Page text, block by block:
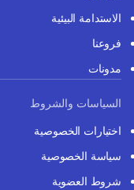
الاستدامة البيئية
فروعنا
مدونات
السياسات والشروط
اختيارات الخصوصية
سياسة الخصوصية
شروط العضوية